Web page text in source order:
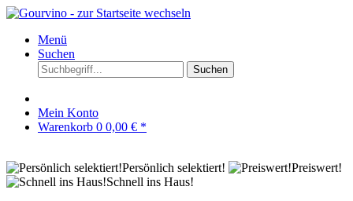
Menü
Suchen
Suchen
Mein Konto
Warenkorb 0 0,00 € *
Persönlich selektiert!
Preiswert!
Schnell ins Haus!